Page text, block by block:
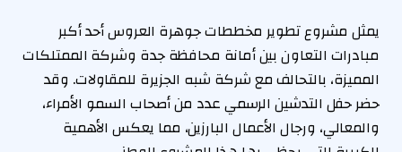
يمثل مشروع تطوير مخططات جوهرة العروس أحد أكبر
مبادرات التعاون بين أمانة محافظة جدة وشركة الممتلكات
المميزة، بالتحالف مع شركة شبه الجزيرة للمقاولات. وقد
حضر حفل التدشين الرسمي عدد من أصحاب السمو الأمراء،
والمعالي، ورجال الأعمال البارزين، مما يعكس الأهمية